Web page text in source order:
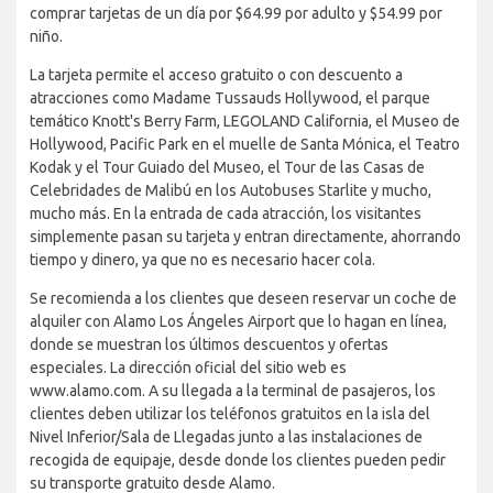
comprar tarjetas de un día por $64.99 por adulto y $54.99 por
niño.
La tarjeta permite el acceso gratuito o con descuento a
atracciones como Madame Tussauds Hollywood, el parque
temático Knott's Berry Farm, LEGOLAND California, el Museo de
Hollywood, Pacific Park en el muelle de Santa Mónica, el Teatro
Kodak y el Tour Guiado del Museo, el Tour de las Casas de
Celebridades de Malibú en los Autobuses Starlite y mucho,
mucho más. En la entrada de cada atracción, los visitantes
simplemente pasan su tarjeta y entran directamente, ahorrando
tiempo y dinero, ya que no es necesario hacer cola.
Se recomienda a los clientes que deseen reservar un coche de
alquiler con Alamo Los Ángeles Airport que lo hagan en línea,
donde se muestran los últimos descuentos y ofertas
especiales. La dirección oficial del sitio web es
www.alamo.com. A su llegada a la terminal de pasajeros, los
clientes deben utilizar los teléfonos gratuitos en la isla del
Nivel Inferior/Sala de Llegadas junto a las instalaciones de
recogida de equipaje, desde donde los clientes pueden pedir
su transporte gratuito desde Alamo.